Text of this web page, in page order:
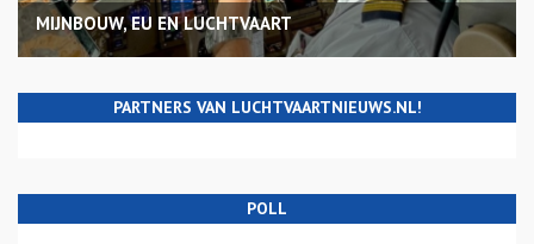
MIJNBOUW, EU EN LUCHTVAART
PARTNERS VAN LUCHTVAARTNIEUWS.NL!
POLL